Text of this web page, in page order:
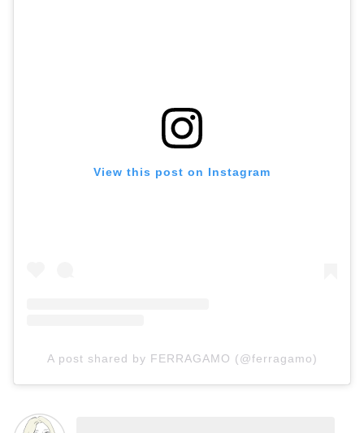
フェミニンなファッションに◎「ヘアアクセサリー」
フェラガモのガンチーニで大人の色気をプラス💗
View this post on Instagram
A post shared by FERRAGAMO (@ferragamo)